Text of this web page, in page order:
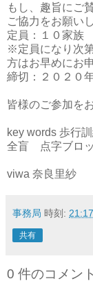
もし、趣旨にご
ご協力をお願い
定員：１０家族
※定員になり次
方はお早めにお
締切：２０２０
皆様のご参加を
key words 歩
全盲 点字ブロ
viwa 奈良里紗
事務局 時刻: 21:17
共有
0 件のコメン